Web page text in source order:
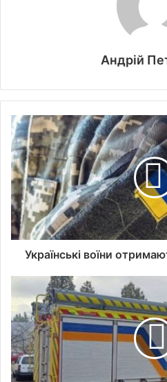
Андрій
Українські воїни